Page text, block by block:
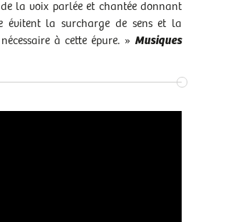
la voix parlée et chantée donnant
évitent la surcharge de sens et la
à cette épure. » Musiques